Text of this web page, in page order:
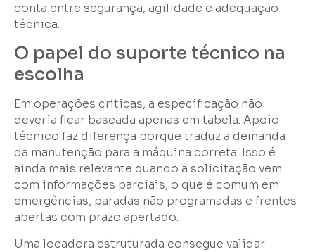
conta entre segurança, agilidade e adequação
técnica.
O papel do suporte técnico na
escolha
Em operações críticas, a especificação não
deveria ficar baseada apenas em tabela. Apoio
técnico faz diferença porque traduz a demanda
da manutenção para a máquina correta. Isso é
ainda mais relevante quando a solicitação vem
com informações parciais, o que é comum em
emergências, paradas não programadas e frentes
abertas com prazo apertado.
Uma locadora estruturada consegue validar